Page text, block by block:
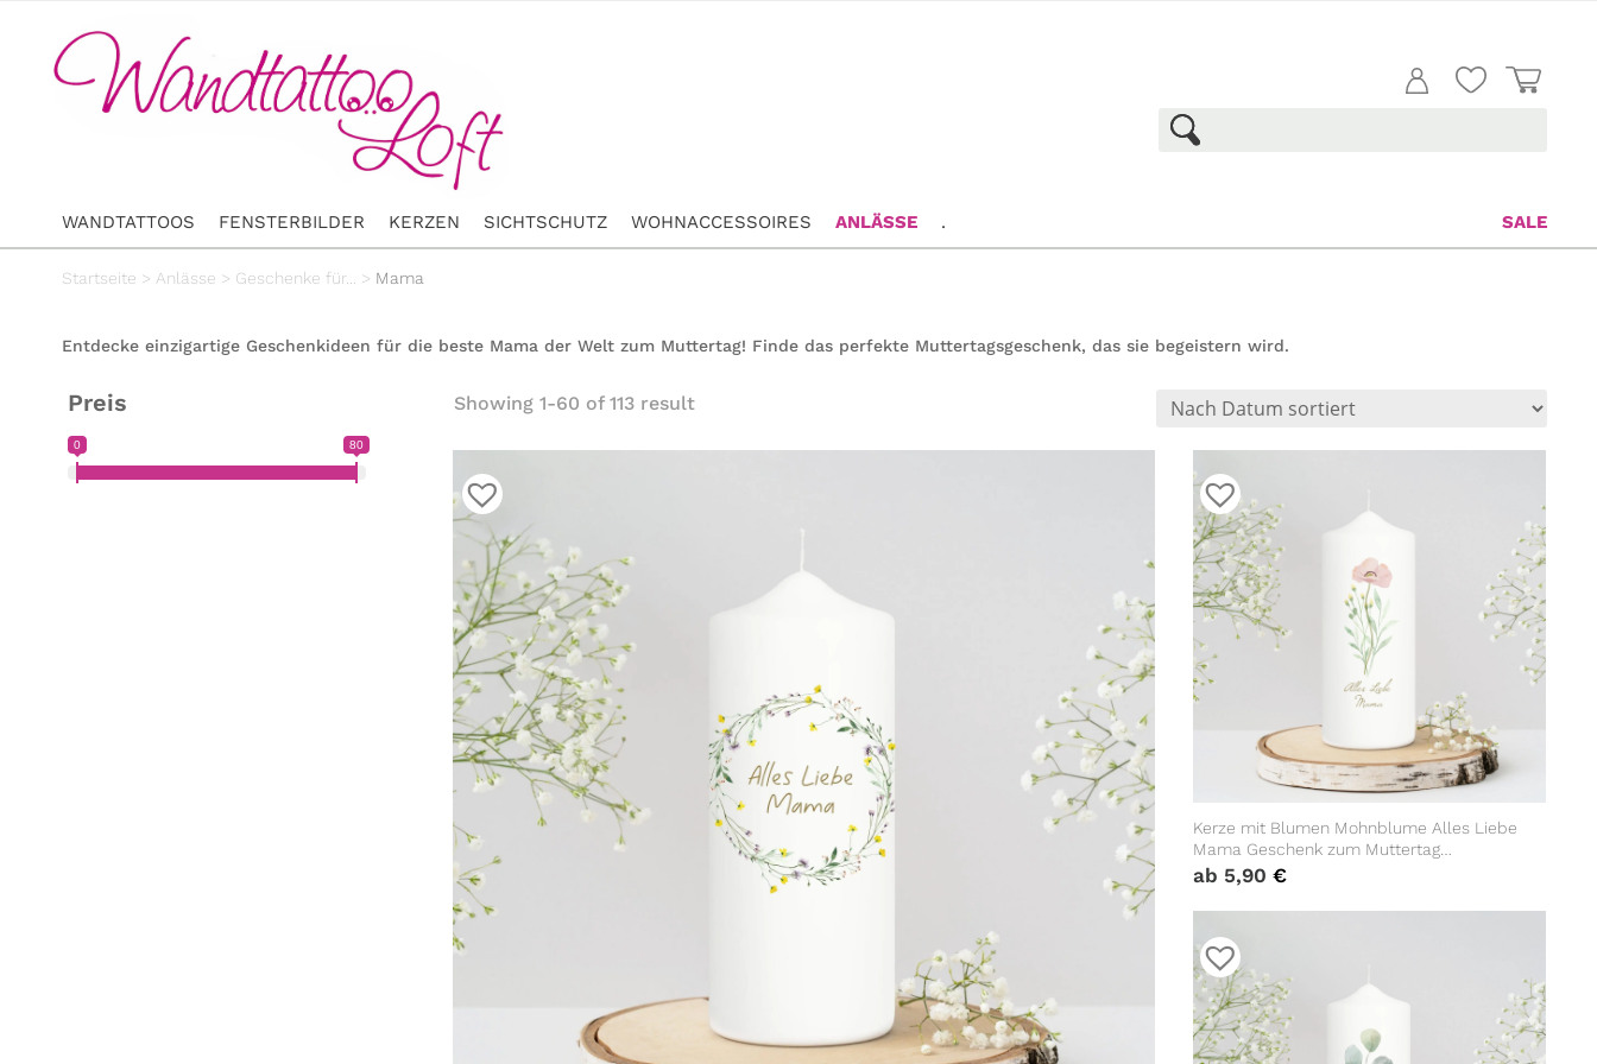
WANDTATTOOS FENSTERBILDER KERZEN SICHTSCHUTZ WOHNACCESSOIRES ANLÄSSE SALE
.
Startseite > Anlässe > Geschenke für... > Mama
Entdecke einzigartige Geschenkideen für die beste Mama der Welt zum Muttertag! Finde das perfekte Muttertagsgeschenk, das sie begeistern wird.
Preis
0 80
Showing 1-60 of 113 result
Kerze mit Blumen Mohnblume Alles Liebe
Mama Geschenk zum Muttertag
Geburtstagsgeschenk Mutter Mother
ab 5,90 €